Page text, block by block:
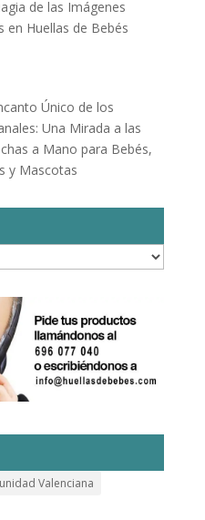
de las Imágenes
en Huellas de Bebés
Único de los
Una Mirada a las
a Mano para Bebés,
y Mascotas
Valenciana